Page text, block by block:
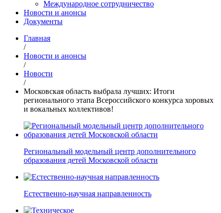
Международное сотрудничество
Новости и анонсы
Документы
Главная
/
Новости и анонсы
/
Новости
/
Московская область выбрала лучших: Итоги
регионального этапа Всероссийского конкурса хоровых
и вокальных коллективов!
Региональный модельный центр дополнительного
образования детей Московской области
Естественно-научная направленность